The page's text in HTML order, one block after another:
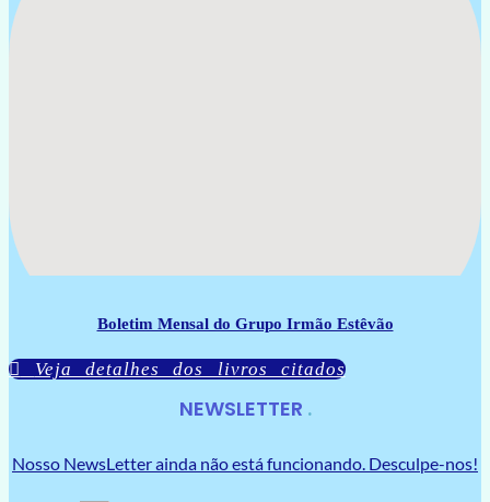
Boletim Mensal do Grupo Irmão Estêvão
Veja detalhes dos livros citados
NEWSLETTER
Nosso NewsLetter ainda não está funcionando. Desculpe-nos!